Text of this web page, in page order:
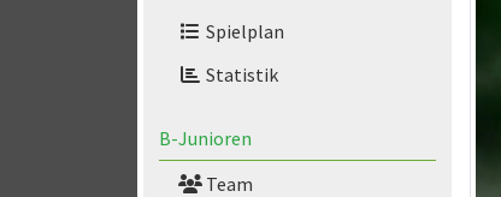
Spielplan
Statistik
B-Junioren
Team